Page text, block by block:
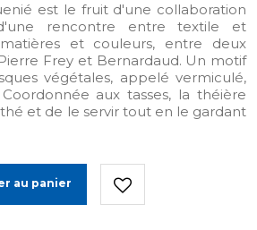
est le fruit d'une collaboration
rencontre entre textile et
et couleurs, entre deux
Pierre Frey et Bernardaud. Un motif
végétales, appelé vermiculé,
aux tasses, la théière
et de le servir tout en le gardant
au panier